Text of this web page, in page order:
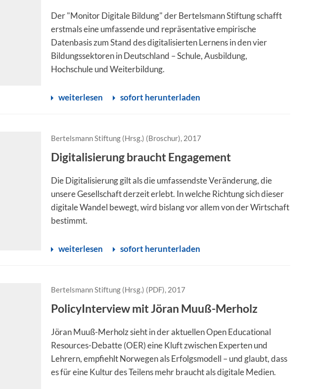
Der "Monitor Digitale Bildung" der Bertelsmann Stiftung schafft
erstmals eine umfassende und repräsentative empirische
Datenbasis zum Stand des digitalisierten Lernens in den vier
Bildungssektoren in Deutschland – Schule, Ausbildung,
Hochschule und Weiterbildung.
weiterlesen sofort herunterladen
Bertelsmann Stiftung (Hrsg.) (Broschur), 2017
Digitalisierung braucht Engagement
Die Digitalisierung gilt als die umfassendste Veränderung, die
unsere Gesellschaft derzeit erlebt. In welche Richtung sich dieser
digitale Wandel bewegt, wird bislang vor allem von der Wirtschaft
bestimmt.
weiterlesen sofort herunterladen
Bertelsmann Stiftung (Hrsg.) (PDF), 2017
PolicyInterview mit Jöran Muuß-Merholz
Jöran Muuß-Merholz sieht in der aktuellen Open Educational
Resources-Debatte (OER) eine Kluft zwischen Experten und
Lehrern, empfiehlt Norwegen als Erfolgsmodell – und glaubt, dass
es für eine Kultur des Teilens mehr braucht als digitale Medien.